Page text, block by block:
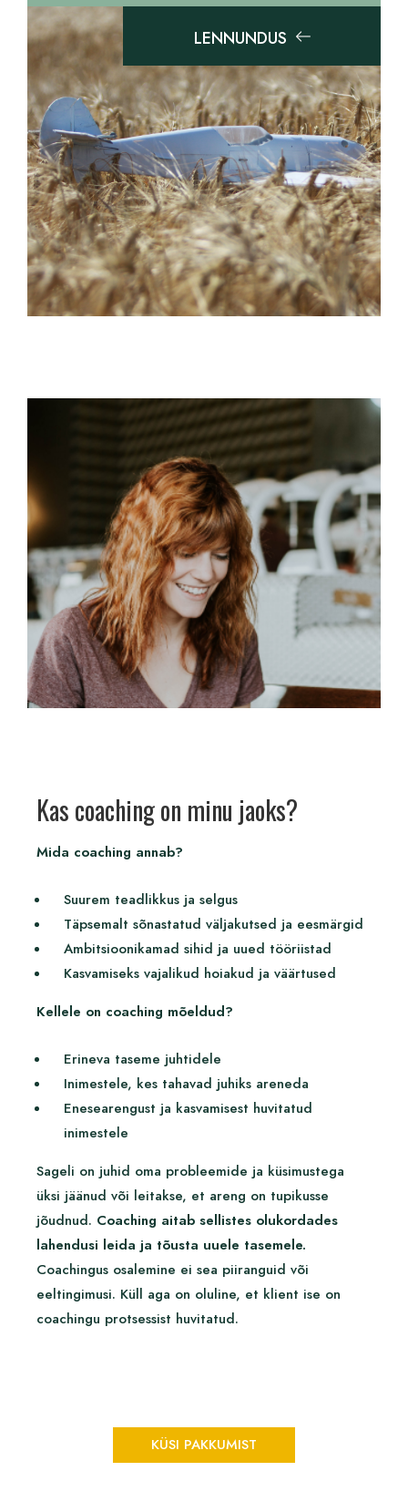
LENNUNDUS
Kas coaching on minu jaoks?
Mida coaching annab?
Suurem teadlikkus ja selgus
Täpsemalt sõnastatud väljakutsed ja eesmärgid
Ambitsioonikamad sihid ja uued tööriistad
Kasvamiseks vajalikud hoiakud ja väärtused
Kellele on coaching mõeldud?
Erineva taseme juhtidele
Inimestele, kes tahavad juhiks areneda
Enesearengust ja kasvamisest huvitatud
inimestele
Sageli on juhid oma probleemide ja küsimustega
üksi jäänud või leitakse, et areng on tupikusse
jõudnud. Coaching aitab sellistes olukordades
lahendusi leida ja tõusta uuele tasemele.
Coachingus osalemine ei sea piiranguid või
eeltingimusi. Küll aga on oluline, et klient ise on
coachingu protsessist huvitatud.
KÜSI PAKKUMIST